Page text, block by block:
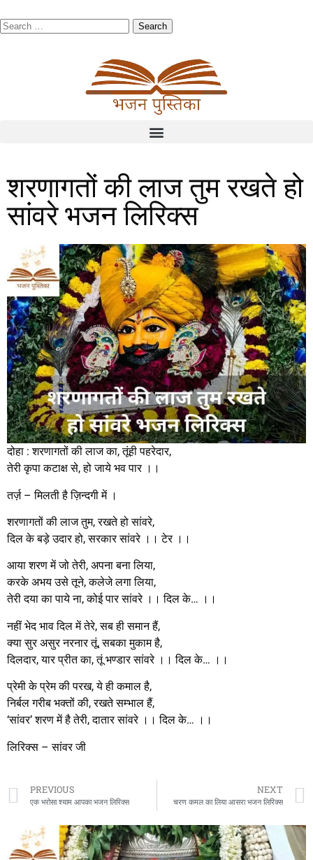
शरणागतों की लाज तुम रखते हो
सांवरे भजन लिरिक्स
दोहा : शरणागतों की लाज का, तूंही पहरेदार,
तेरी कृपा कटाक्ष से, हो जाये भव पार ।।
तर्ज़ – मिलती है ज़िन्दगी में ।
शरणागतों की लाज तुम, रखते हो सांवरे,
दिल के बड़े उदार हो, सरकार सांवरे ।। टेर ।।
आया शरण में जो तेरी, अपना बना लिया,
करके अभय उसे तूने, कलेजे लगा लिया,
तेरी दया का पाये ना, कोई पार सांवरे ।। दिल के… ।।
नहीं भेद भाव दिल में तेरे, सब ही समान हैं,
क्या सुर असुर नरनार तूं, सबका मुकाम है,
दिलदार, यार प्रीत का, तूं भण्डार सांवरे ।। दिल के… ।।
प्रेमी के प्रेम की परख, ये ही कमाल है,
निर्बल गरीब भक्तों की, रखते सम्भाल हैं,
‘सांवर’ शरण में है तेरी, दातार सांवरे ।। दिल के… ।।
लिरिक्स – सांवर जी
PREVIOUS
एक भरोसा श्याम आपका भजन लिरिक्स
NEXT
चरण कमल का लिया आसरा भजन लिरिक्स